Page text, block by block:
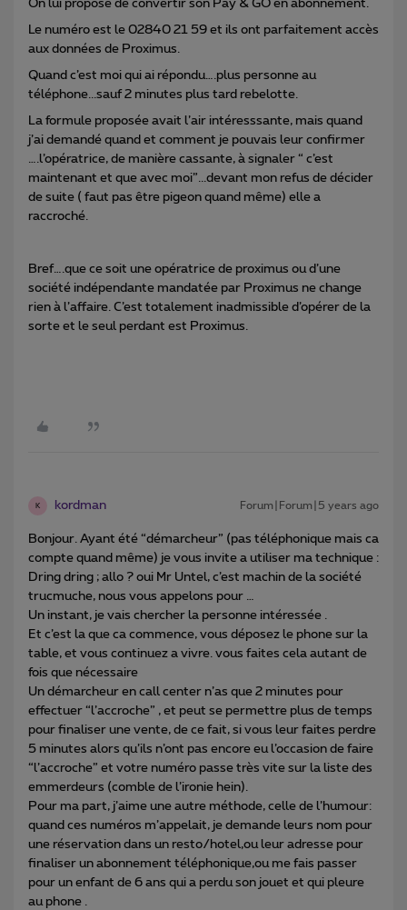
On lui propose de convertir son Pay & GO en abonnement.
Le numéro est le 02840 21 59 et ils ont parfaitement accès
aux données de Proximus.
Quand c’est moi qui ai répondu….plus personne au
téléphone...sauf 2 minutes plus tard rebelotte.
La formule proposée avait l’air intéresssante, mais quand
j’ai demandé quand et comment je pouvais leur confirmer
….l’opératrice, de manière cassante, à signaler “ c’est
maintenant et que avec moi”...devant mon refus de décider
de suite ( faut pas être pigeon quand même) elle a
raccroché.
Bref….que ce soit une opératrice de proximus ou d’une
société indépendante mandatée par Proximus ne change
rien à l’affaire. C’est totalement inadmissible d’opérer de la
sorte et le seul perdant est Proximus.
K kordman Forum|Forum|5 years ago
Bonjour. Ayant été “démarcheur” (pas téléphonique mais ca
compte quand même) je vous invite a utiliser ma technique :
Dring dring ; allo ? oui Mr Untel, c’est machin de la société
trucmuche, nous vous appelons pour …
Un instant, je vais chercher la personne intéressée .
Et c’est la que ca commence, vous déposez le phone sur la
table, et vous continuez a vivre. vous faites cela autant de
fois que nécessaire
Un démarcheur en call center n’as que 2 minutes pour
effectuer “l’accroche” , et peut se permettre plus de temps
pour finaliser une vente, de ce fait, si vous leur faites perdre
5 minutes alors qu’ils n’ont pas encore eu l’occasion de faire
“l’accroche” et votre numéro passe très vite sur la liste des
emmerdeurs (comble de l’ironie hein).
Pour ma part, j’aime une autre méthode, celle de l’humour:
quand ces numéros m’appelait, je demande leurs nom pour
une réservation dans un resto/hotel,ou leur adresse pour
finaliser un abonnement téléphonique,ou me fais passer
pour un enfant de 6 ans qui a perdu son jouet et qui pleure
au phone .